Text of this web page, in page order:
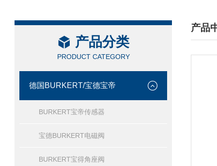
产品分类
PRODUCT CATEGORY
德国BURKERT/宝德宝帝
BURKERT宝帝传感器
宝德BURKERT电磁阀
BURKERT宝得角座阀
产品
/